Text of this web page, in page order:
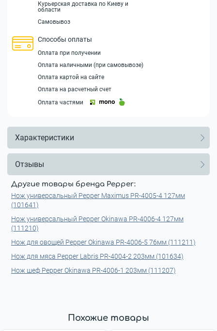
Курьерская доставка по Киеву и
области
Самовывоз
Способы оплаты
Оплата при получении
Оплата наличными (при самовывозе)
Оплата картой на сайте
Оплата на расчетный счет
Оплата частями
Характеристики
Отзывы
Другие товары бренда Pepper:
Нож универсальный Pepper Maximus PR-4005-4 127мм
(101641)
Нож универсальный Pepper Okinawa PR-4006-4 127мм
(111210)
Нож для овощей Pepper Okinawa PR-4006-5 76мм (111211)
Нож для мяса Pepper Labris PR-4004-2 203мм (101634)
Нож шеф Pepper Okinawa PR-4006-1 203мм (111207)
Похожие товары